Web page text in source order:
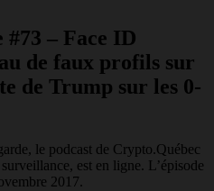
#73 – Face ID
de faux profils sur
de Trump sur les 0-
le podcast de Crypto.Québec
est en ligne. L’épisode
2017.